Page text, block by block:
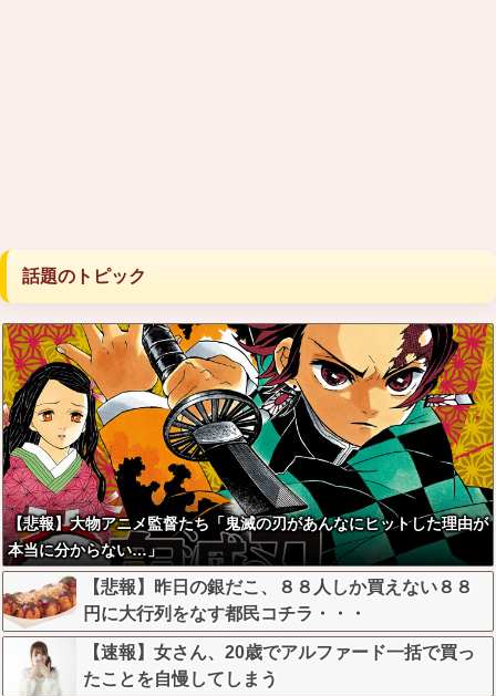
話題のトピック
【悲報】大物アニメ監督たち「鬼滅の刃があんなにヒットした理由が
本当に分からない…」
【悲報】昨日の銀だこ、８８人しか買えない８８
円に大行列をなす都民コチラ・・・
【速報】女さん、20歳でアルファード一括で買っ
たことを自慢してしまう